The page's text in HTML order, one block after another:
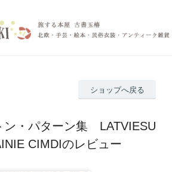
ショップへ戻る
ン・パターン集 LATVIESU
CIMDIのレビュー